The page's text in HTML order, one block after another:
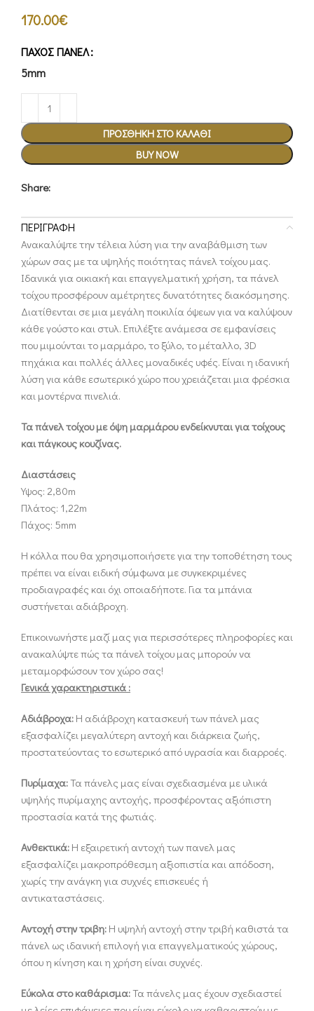
170.00€
ΠΆΧΟΣ ΠΆΝΕΛ
5mm
ΠΡΟΣΘΉΚΗ ΣΤΟ ΚΑΛΆΘΙ
BUY NOW
Share:
ΠΕΡΙΓΡΑΦΉ
Ανακαλύψτε την τέλεια λύση για την αναβάθμιση των
χώρων σας με τα υψηλής ποιότητας πάνελ τοίχου μας.
Ιδανικά για οικιακή και επαγγελματική χρήση, τα πάνελ
τοίχου προσφέρουν αμέτρητες δυνατότητες διακόσμησης.
Διατίθενται σε μια μεγάλη ποικιλία όψεων για να καλύψουν
κάθε γούστο και στυλ. Επιλέξτε ανάμεσα σε εμφανίσεις
που μιμούνται το μαρμάρο, το ξύλο, το μέταλλο, 3D
πηχάκια και πολλές άλλες μοναδικές υφές. Είναι η ιδανική
λύση για κάθε εσωτερικό χώρο που χρειάζεται μια φρέσκια
και μοντέρνα πινελιά.
Τα πάνελ τοίχου με όψη μαρμάρου ενδείκνυται για τοίχους
και πάγκους κουζίνας.
Διαστάσεις
Υψος: 2,80m
Πλάτος: 1,22m
Πάχος: 5mm
Η κόλλα που θα χρησιμοποιήσετε για την τοποθέτηση τους
πρέπει να είναι ειδική σύμφωνα με συγκεκριμένες
προδιαγραφές και όχι οποιαδήποτε. Για τα μπάνια
συστήνεται αδιάβροχη.
Επικοινωνήστε μαζί μας για περισσότερες πληροφορίες και
ανακαλύψτε πώς τα πάνελ τοίχου μας μπορούν να
μεταμορφώσουν τον χώρο σας!
Γενικά χαρακτηριστικά :
Αδιάβροχα: Η αδιάβροχη κατασκευή των πάνελ μας
εξασφαλίζει μεγαλύτερη αντοχή και διάρκεια ζωής,
προστατεύοντας το εσωτερικό από υγρασία και διαρροές.
Πυρίμαχα:Τα πάνελς μας είναι σχεδιασμένα με υλικά
υψηλής πυρίμαχης αντοχής, προσφέροντας αξιόπιστη
προστασία κατά της φωτιάς.
Ανθεκτικά: Η εξαιρετική αντοχή των πανελ μας
εξασφαλίζει μακροπρόθεσμη αξιοπιστία και απόδοση,
χωρίς την ανάγκη για συχνές επισκευές ή
αντικαταστάσεις.
Αντοχή στην τριβη: Η υψηλή αντοχή στην τριβή καθιστά τα
πάνελ ως ιδανική επιλογή για επαγγελματικούς χώρους,
όπου η κίνηση και η χρήση είναι συχνές.
Εύκολα στο καθάρισμα:Τα πάνελς μας έχουν σχεδιαστεί